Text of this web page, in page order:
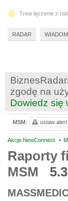
zgodę na
Dowiedz się
Akcje NewConnect •
Raporty
MSM
MSM: ustaw alert
21
Trwa łączenie z
RADAR